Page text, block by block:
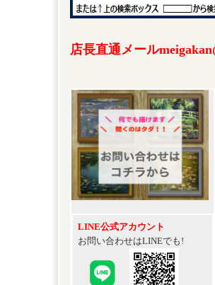
店長直通メール
LINE公式アカウント
お問い合わせはLINEでも!